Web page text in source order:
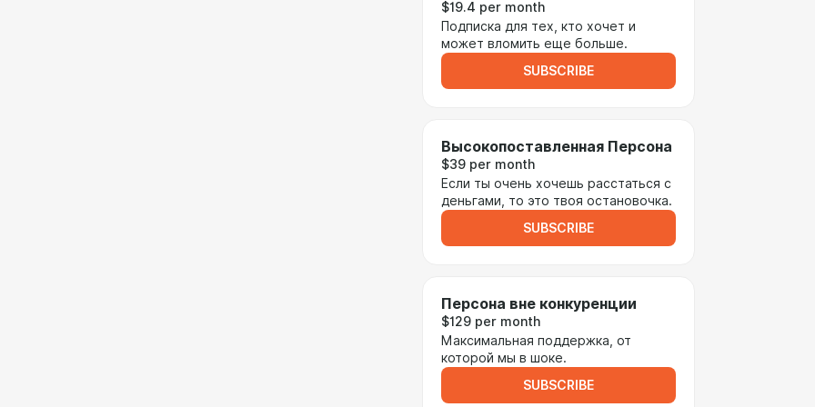
$19.4 per month
Подписка для тех, кто хочет и
может вломить еще больше.
SUBSCRIBE
Высокопоставленная Персона
$39 per month
Если ты очень хочешь расстаться с
деньгами, то это твоя остановочка.
SUBSCRIBE
Персона вне конкуренции
$129 per month
Максимальная поддержка, от
которой мы в шоке.
SUBSCRIBE